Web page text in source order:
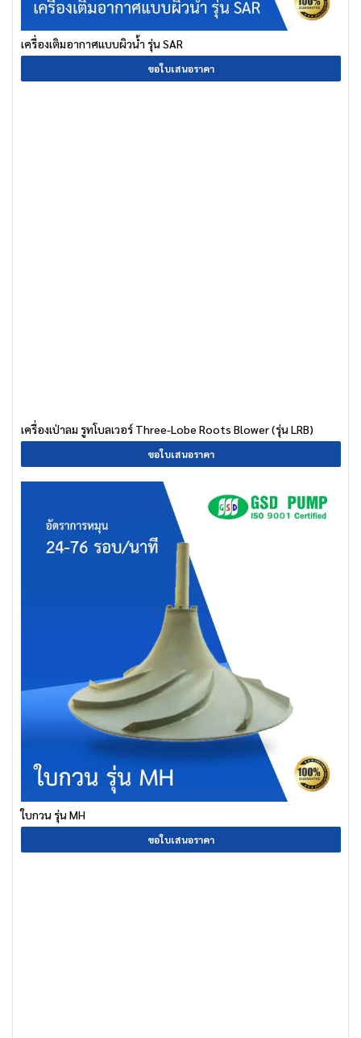
เครื่องเติมอากาศแบบผิวน้ำ รุ่น SAR
ขอใบเสนอราคา
เครื่องเป่าลม รูทโบลเวอร์ Three-Lobe Roots Blower (รุ่น LRB)
ขอใบเสนอราคา
ใบกวน รุ่น MH
ขอใบเสนอราคา